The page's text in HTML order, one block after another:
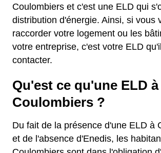
Coulombiers et c'est une ELD qui
distribution d'énergie. Ainsi, si vous
raccorder votre logement ou les
votre entreprise, c'est votre ELD
contacter.
Qu'est ce qu'une ELD à
Coulombiers ?
Du fait de la présence d'une ELD à
et de l'absence d'Enedis, les